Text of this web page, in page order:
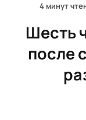
4 минут
Шесть
после